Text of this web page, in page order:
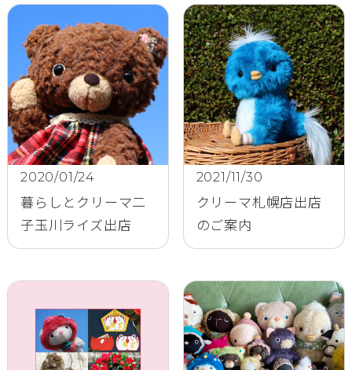
暮らしとクリーマ二
子玉川ライズ出店
2020/01/24
クリーマ札幌店出店
のご案内
2021/11/30